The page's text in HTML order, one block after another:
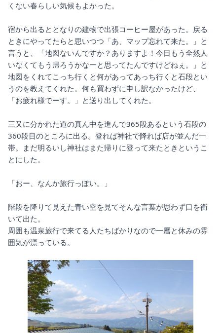
くない春らしい気候もよかった。
宿から出るととなりの建物で出張コーヒー屋があった。戻る
ときにやってたらと思いつつ「あ、マップ忘れて来た。」と
言うと、「地図ないんですか？ありますよ！今日もう全然人
いなくてもう帰ろうかなーと思ってたんですけどねぇ。」と
地図をくれてこっち行くと何があってあっち行くと石段とい
うのを教えてくれた。何も買わずに申し訳なかったけど、
「お疲れ様でーす。」と送り出してくれた。
三又に分かれた道の真ん中を進んで365段あるという石段の
360段目のところに出る。登れば神社で降れば店が並んだ一
帯。まだ明るいし神社はまた帰りに登って来たときというこ
とにした。
「おー、なんか旅行っぽい。」
階段を降りて見えた青い空を見てそんな言葉が思わず口を衝
いて出た。
周囲も温泉旅行で来てる人たちばかりなので一層と休みの雰
囲気が漂っている。